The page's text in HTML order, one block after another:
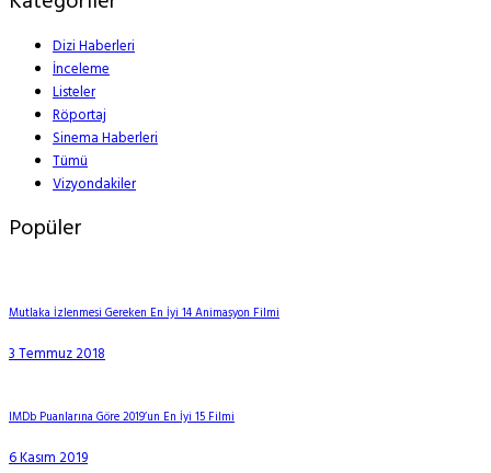
Dizi Haberleri
İnceleme
Listeler
Röportaj
Sinema Haberleri
Tümü
Vizyondakiler
Popüler
Mutlaka İzlenmesi Gereken En İyi 14 Animasyon Filmi
3 Temmuz 2018
IMDb Puanlarına Göre 2019’un En İyi 15 Filmi
6 Kasım 2019